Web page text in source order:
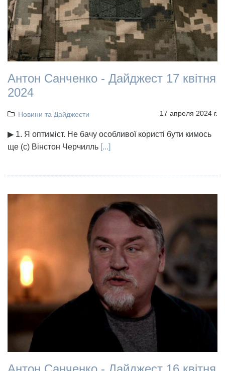
Антон Санченко - Дайджест 17 квітня
2024
Новини та Дайджести 17 апреля 2024 г.
▶ 1. Я оптиміст. Не бачу особливої користі бути кимось
ще (с) Вінстон Черчилль [...]